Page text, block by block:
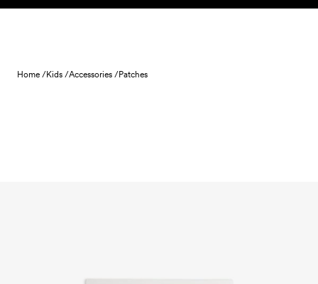
Skip to content
Home /Kids /Accessories /Patches